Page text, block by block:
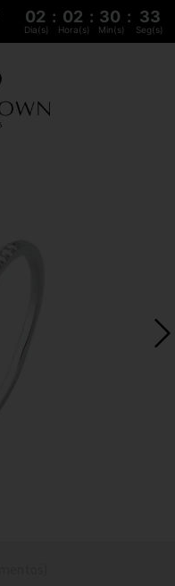
02 : 02 : 30 : 33
Dia(s) Hora(s) Min(s) Seg(s)